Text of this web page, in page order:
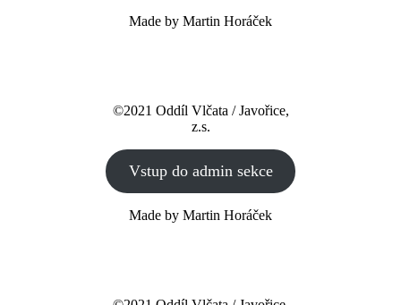
Made by Martin Horáček
©2021 Oddíl Vlčata / Javořice,
z.s.
Vstup do admin sekce
Made by Martin Horáček